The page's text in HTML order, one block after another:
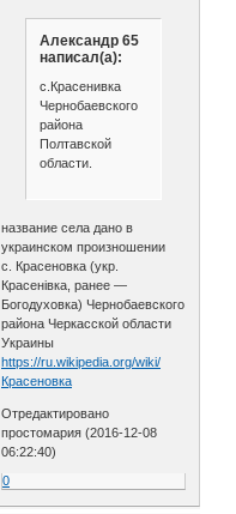
Александр 65
написал(а):
с.Красенивка
Чернобаевского
района
Полтавской
области.
название села дано в
украинском произношении
с. Красеновка (укр.
Красенівка, ранее —
Богодуховка) Чернобаевского
района Черкасской области
Украины
https://ru.wikipedia.org/wiki/
Красеновка
Отредактировано
простомария (2016-12-08
06:22:40)
0